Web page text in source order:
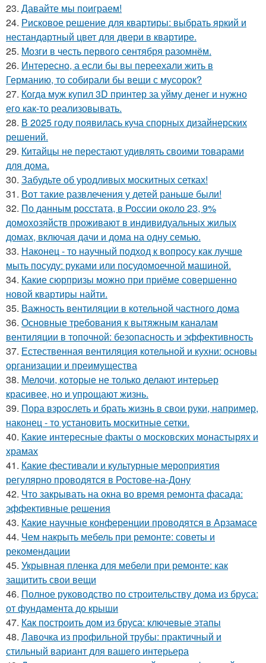
23. Давайте мы поиграем!
24. Рисковое решение для квартиры: выбрать яркий и
нестандартный цвет для двери в квартире.
25. Мозги в честь первого сентября разомнём.
26. Интересно, а если бы вы переехали жить в
Германию, то собирали бы вещи с мусорок?
27. Когда муж купил 3D принтер за уйму денег и нужно
его как-то реализовывать.
28. В 2025 году появилась куча спорных дизайнерских
решений.
29. Китайцы не перестают удивлять своими товарами
для дома.
30. Забудьте об уродливых москитных сетках!
31. Вот такие развлечения у детей раньше были!
32. По данным росстата, в России около 23, 9%
домохозяйств проживают в индивидуальных жилых
домах, включая дачи и дома на одну семью.
33. Наконец - то научный подход к вопросу как лучше
мыть посуду: руками или посудомоечной машиной.
34. Какие сюрпризы можно при приёме совершенно
новой квартиры найти.
35. Важность вентиляции в котельной частного дома
36. Основные требования к вытяжным каналам
вентиляции в топочной: безопасность и эффективность
37. Естественная вентиляция котельной и кухни: основы
организации и преимущества
38. Мелочи, которые не только делают интерьер
красивее, но и упрощают жизнь.
39. Пора взрослеть и брать жизнь в свои руки, например,
наконец - то установить москитные сетки.
40. Какие интересные факты о московских монастырях и
храмах
41. Какие фестивали и культурные мероприятия
регулярно проводятся в Ростове-на-Дону
42. Что закрывать на окна во время ремонта фасада:
эффективные решения
43. Какие научные конференции проводятся в Арзамасе
44. Чем накрыть мебель при ремонте: советы и
рекомендации
45. Укрывная пленка для мебели при ремонте: как
защитить свои вещи
46. Полное руководство по строительству дома из бруса:
от фундамента до крыши
47. Как построить дом из бруса: ключевые этапы
48. Лавочка из профильной трубы: практичный и
стильный вариант для вашего интерьера